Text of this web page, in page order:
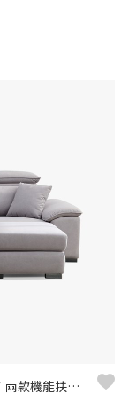
貝特默L型貓抓布沙發(二款)｜可調式頭靠 × 兩款機能扶手 × 耐磨防潑水–擇木深耕